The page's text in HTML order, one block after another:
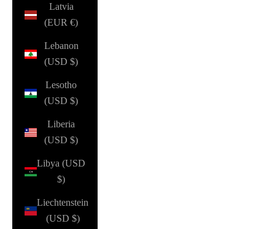
Latvia
(EUR €)
Lebanon
(USD $)
Lesotho
(USD $)
Liberia
(USD $)
Libya (USD
$)
Liechtenstein
(USD $)